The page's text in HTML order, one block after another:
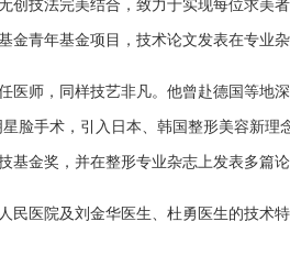
创技法完美结合，致力于实现每位求美
金青年基金项目，技术论文发表在专业杂
医师，同样技艺非凡。他曾赴德国等地
星脸手术，引入日本、韩国整形美容新
基金奖，并在整形专业杂志上发表多篇论
民医院及刘金华医生、杜勇医生的技术